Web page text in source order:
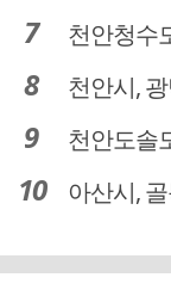
천안청수도서
천안시, 광
천안도솔도서
아산시,